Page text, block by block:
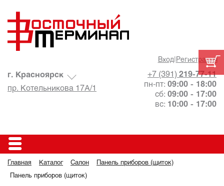
Вход| Регистрация
+7 (391) 219-77-11
пн-пт: 09:00 - 18:00
сб: 09:00 - 17:00
вс: 10:00 - 17:00
г. Красноярск
пр. Котельникова 17А/1
Главная Каталог Салон Панель приборов (щиток)
Панель приборов (щиток)